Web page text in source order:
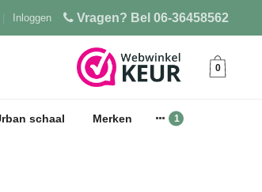
Vragen? Bel 06-36458562
Inloggen
0
schaal Merken